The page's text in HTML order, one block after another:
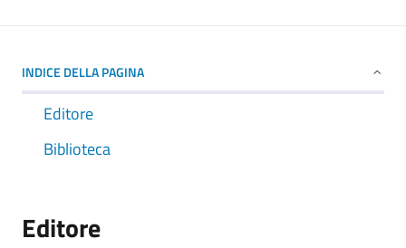
INDICE DELLA PAGINA
Editore
Biblioteca
Editore